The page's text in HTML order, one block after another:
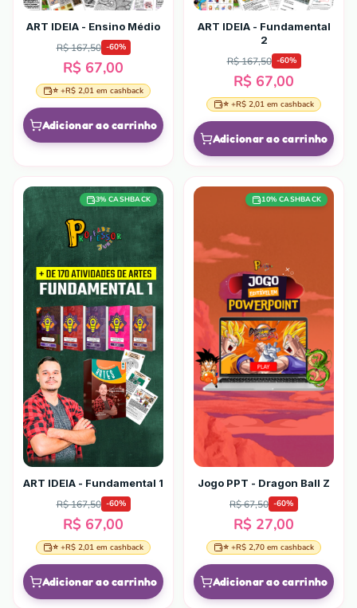
ART IDEIA - Ensino Médio
R$ 167,50 -60%
R$ 67,00
⭐ +R$ 2,01 em cashback
Adicionar ao carrinho
ART IDEIA - Fundamental
2
R$ 167,50 -60%
R$ 67,00
⭐ +R$ 2,01 em cashback
Adicionar ao carrinho
3% CASHBACK
ART IDEIA - Fundamental 1
R$ 167,50 -60%
R$ 67,00
⭐ +R$ 2,01 em cashback
Adicionar ao carrinho
10% CASHBACK
Jogo PPT - Dragon Ball Z
R$ 67,50 -60%
R$ 27,00
⭐ +R$ 2,70 em cashback
Adicionar ao carrinho